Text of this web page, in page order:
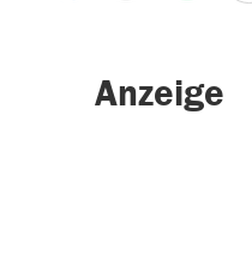
Anzeige